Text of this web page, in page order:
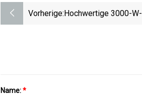
Vorherige:Hochwertige 3000-W-
Name:*